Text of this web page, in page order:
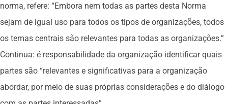
norma, refere: “Embora nem todas as partes desta Norma
sejam de igual uso para todos os tipos de organizações, todos
os temas centrais são relevantes para todas as organizações.”
Continua: é responsabilidade da organização identificar quais
partes são “relevantes e significativas para a organização
abordar, por meio de suas próprias considerações e do diálogo